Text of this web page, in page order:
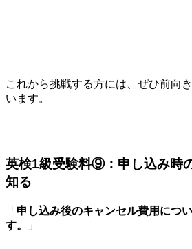
これから挑戦する方には、ぜひ前向
います。
英検1級受験料⑨：申し込み時
知る
「 申し込み後のキャンセル費用につ
す。
」